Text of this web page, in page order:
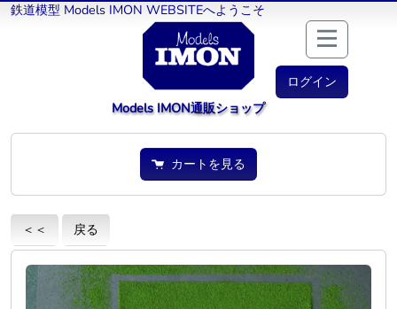
鉄道模型 Models IMON WEBSITEへようこそ
ログイン
Models IMON通販ショップ
カートを見る
＜＜ 戻る